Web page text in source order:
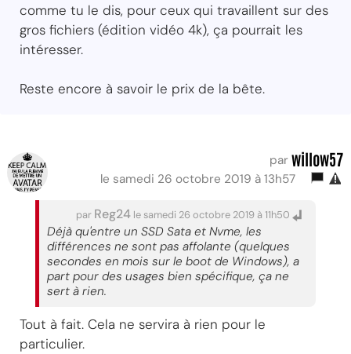
comme tu le dis, pour ceux qui travaillent sur des
gros fichiers (édition vidéo 4k), ça pourrait les
intéresser.
Reste encore à savoir le prix de la bête.
par willow57
le samedi 26 octobre 2019 à 13h57
par Reg24 le samedi 26 octobre 2019 à 11h50
Déjà qu'entre un SSD Sata et Nvme, les
différences ne sont pas affolante (quelques
secondes en mois sur le boot de Windows), a
part pour des usages bien spécifique, ça ne
sert à rien.
Tout à fait. Cela ne servira à rien pour le
particulier.